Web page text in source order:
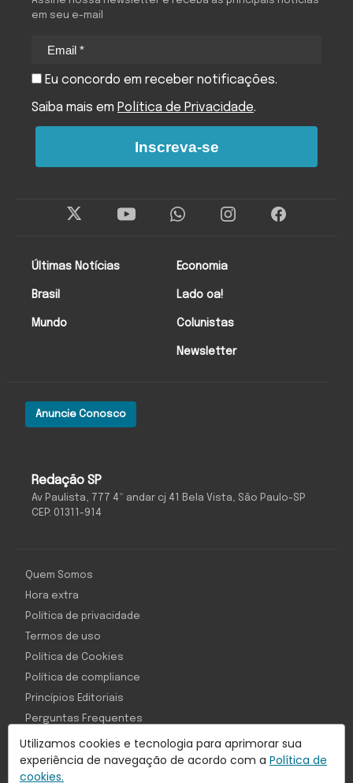
Utilizamos cookies e tecnologia para aprimorar sua
experiência de navegação de acordo com a Política de
cookies.
Redação SP
Av Paulista, 777 4º andar cj 41 Bela Vista, São Paulo-SP
CEP: 01311-914
Anuncie Conosco
Últimas Notícias
Brasil
Mundo
Economia
Lado oa!
Colunistas
Newsletter
em seu e-mail
Eu concordo em receber notificações.
Saiba mais em Política de Privacidade.
Inscreva-se
Quem Somos
Hora extra
Política de privacidade
Termos de uso
Política de Cookies
Política de compliance
Princípios Editoriais
Perguntas Frequentes